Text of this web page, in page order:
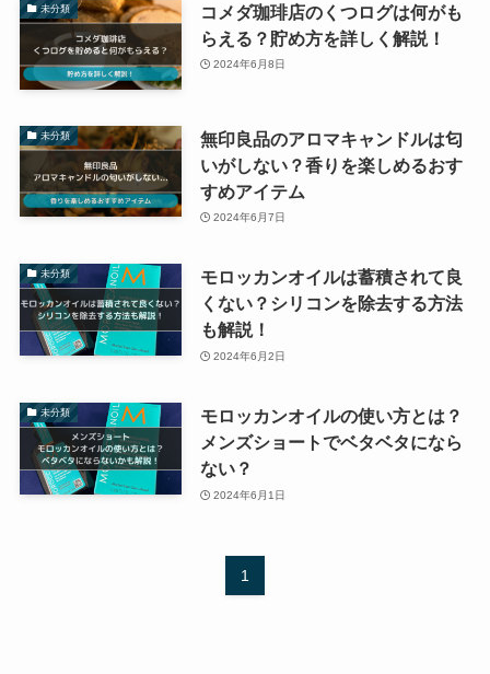
未分類
コメダ珈琲店のくつログは何がも
らえる？貯め方を詳しく解説！
2024年6月8日
未分類
無印良品のアロマキャンドルは匂
いがしない？香りを楽しめるおす
すめアイテム
2024年6月7日
未分類
モロッカンオイルは蓄積されて良
くない？シリコンを除去する方法
も解説！
2024年6月2日
未分類
モロッカンオイルの使い方とは？
メンズショートでベタベタになら
ない？
2024年6月1日
1